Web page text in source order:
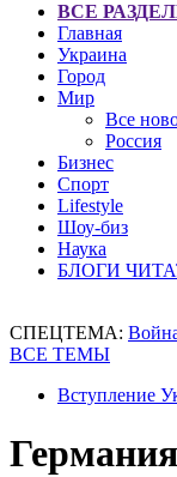
ВСЕ
Главная
Украина
Город
Мир
Все
Россия
Бизнес
Спорт
Lifestyle
Шоу-биз
Наука
БЛОГИ
СПЕЦТЕМА:
ВСЕ ТЕМЫ
Вступление